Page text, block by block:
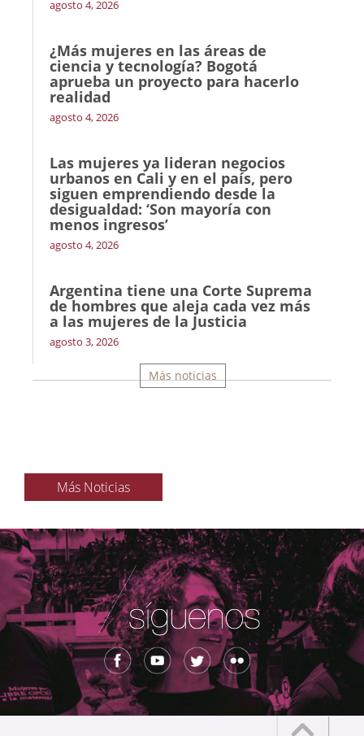
agosto 4, 2026
¿Más mujeres en las áreas de
ciencia y tecnología? Bogotá
aprueba un proyecto para hacerlo
realidad
agosto 4, 2026
Las mujeres ya lideran negocios
urbanos en Cali y en el país, pero
siguen emprendiendo desde la
desigualdad: ‘Son mayoría con
menos ingresos’
agosto 4, 2026
Argentina tiene una Corte Suprema
de hombres que aleja cada vez más
a las mujeres de la Justicia
agosto 3, 2026
Más noticias
Más Noticias